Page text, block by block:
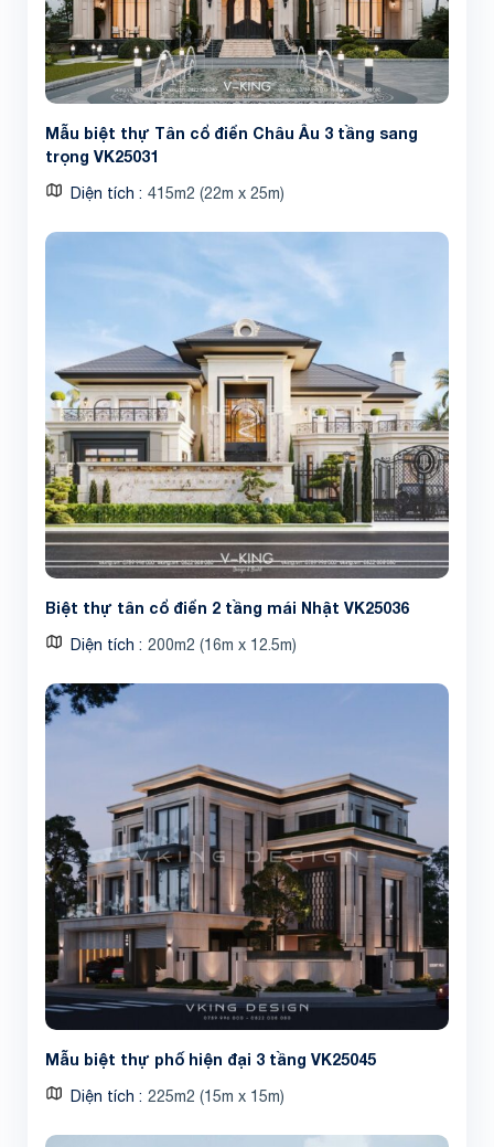
Mẫu biệt thự Tân cổ điển Châu Âu 3 tầng sang
trọng VK25031
Diện tích 415m2 (22m x 25m)
Biệt thự tân cổ điển 2 tầng mái Nhật VK25036
Diện tích 200m2 (16m x 12.5m)
Mẫu biệt thự phố hiện đại 3 tầng VK25045
Diện tích 225m2 (15m x 15m)